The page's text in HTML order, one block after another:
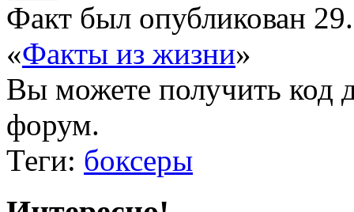
Факт был опубликован
«Факты из жизни»
Вы можете получить код
форум.
Теги: боксеры